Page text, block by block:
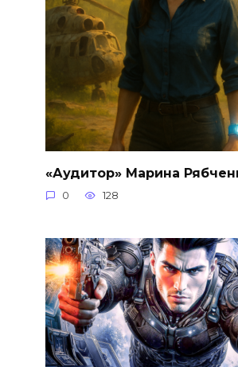
«Аудитор» Марина
0 128